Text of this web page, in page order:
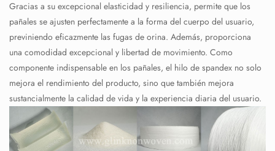
Gracias a su excepcional elasticidad y resiliencia, permite que los
pañales se ajusten perfectamente a la forma del cuerpo del usuario,
previniendo eficazmente las fugas de orina. Además, proporciona
una comodidad excepcional y libertad de movimiento. Como
componente indispensable en los pañales, el hilo de spandex no solo
mejora el rendimiento del producto, sino que también mejora
sustancialmente la calidad de vida y la experiencia diaria del usuario.